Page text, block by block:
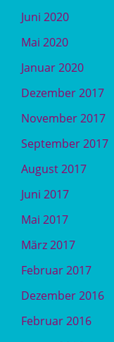
Juni 2020
Mai 2020
Januar 2020
Dezember 2017
November 2017
September 2017
August 2017
Juni 2017
Mai 2017
März 2017
Februar 2017
Dezember 2016
Februar 2016